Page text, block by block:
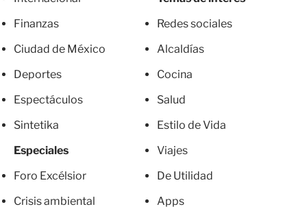
Finanzas
Ciudad de México
Deportes
Espectáculos
Sintetika
Especiales
Foro Excélsior
Crisis ambiental
Redes sociales
Alcaldías
Cocina
Salud
Estilo de Vida
Viajes
De Utilidad
Apps